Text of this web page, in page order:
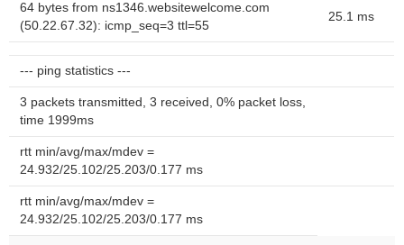
64 bytes from ns1346.websitewelcome.com
(50.22.67.32): icmp_seq=3 ttl=55
25.1 ms
--- ping statistics ---
3 packets transmitted, 3 received, 0% packet loss,
time 1999ms
rtt min/avg/max/mdev =
24.932/25.102/25.203/0.177 ms
rtt min/avg/max/mdev =
24.932/25.102/25.203/0.177 ms